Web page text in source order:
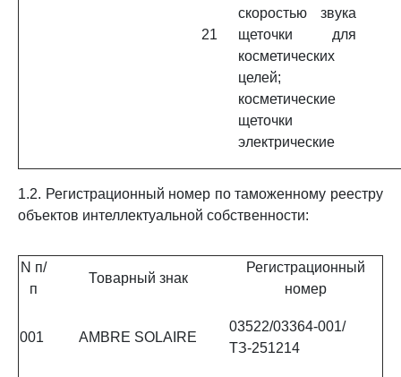
21
скоростью звука
щеточки для
косметических
целей;
косметические
щеточки
электрические
1.2. Регистрационный номер по таможенному реестру
объектов интеллектуальной собственности:
N п/
п
Товарный знак
Регистрационный
номер
001 AMBRE SOLAIRE
03522/03364-001/
ТЗ-251214